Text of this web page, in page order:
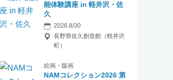
能体験講座 in 軽井沢・佐
久
2026.8/30
長野県佐久創造館（軽井沢
町）
絵画・版画
NAMコレクション2026 第